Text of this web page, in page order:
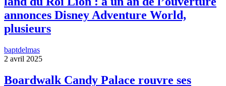
annonces Disney Adventure World,
plusieurs
baptdelmas
2 avril 2025
Boardwalk Candy Palace rouvre ses